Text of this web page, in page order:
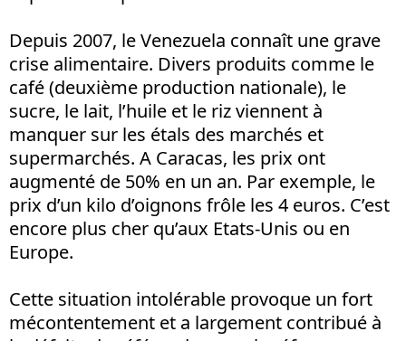
Depuis 2007, le Venezuela connaît une grave
crise alimentaire. Divers produits comme le
café (deuxième production nationale), le
sucre, le lait, l’huile et le riz viennent à
manquer sur les étals des marchés et
supermarchés. A Caracas, les prix ont
augmenté de 50% en un an. Par exemple, le
prix d’un kilo d’oignons frôle les 4 euros. C’est
encore plus cher qu’aux Etats-Unis ou en
Europe.
Cette situation intolérable provoque un fort
mécontentement et a largement contribué à